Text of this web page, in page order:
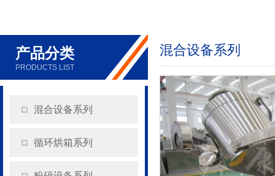
产品分类
PRODUCTS LIST
混合设备系列
循环烘箱系列
混合设备系列